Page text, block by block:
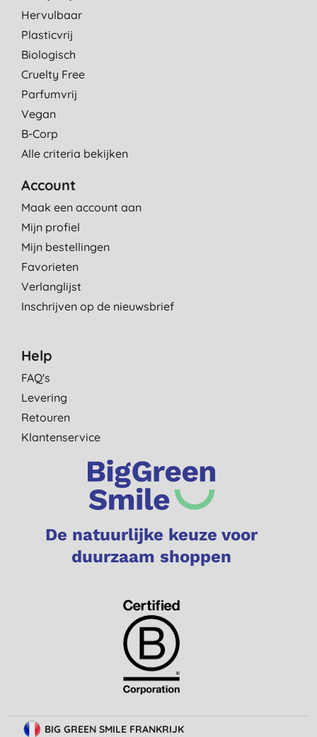
Hervulbaar
Plasticvrij
Biologisch
Cruelty Free
Parfumvrij
Vegan
B-Corp
Alle criteria bekijken
Account
Maak een account aan
Mijn profiel
Mijn bestellingen
Favorieten
Verlanglijst
Inschrijven op de nieuwsbrief
Help
FAQ's
Levering
Retouren
Klantenservice
De natuurlijke keuze voor
duurzaam shoppen
BIG GREEN SMILE FRANKRIJK